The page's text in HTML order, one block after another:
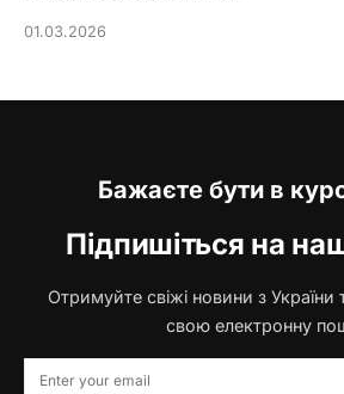
01.03.2026
Бажаєте бути в
Підпишіться на
Отримуйте свіжі новини з України
свою електронну